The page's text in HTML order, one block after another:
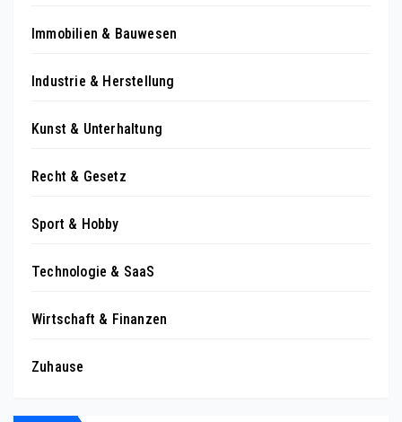
Immobilien & Bauwesen
Industrie & Herstellung
Kunst & Unterhaltung
Recht & Gesetz
Sport & Hobby
Technologie & SaaS
Wirtschaft & Finanzen
Zuhause